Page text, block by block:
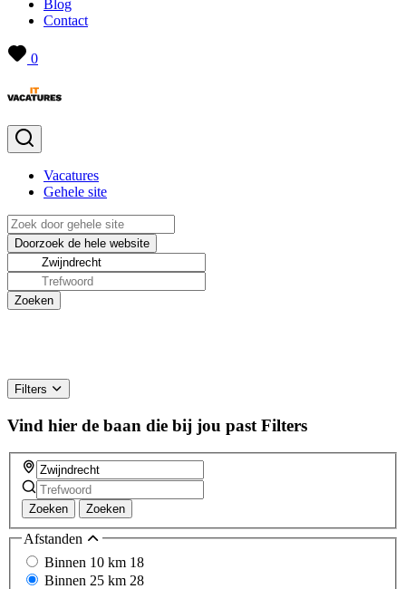
Blog
Contact
0
Vacatures
Gehele site
Filters
Vind hier de baan die bij jou past Filters
Zoeken Zoeken
Afstanden
Binnen 10 km 18
Binnen 25 km 28